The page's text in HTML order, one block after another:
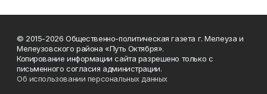
© 2015-2026 Общественно-политическая газета г. Мелеуза и
Мелеузовского района «Путь Октября».
Копирование информации сайта разрешено только с
письменного согласия администрации.
Об использовании персональных данных